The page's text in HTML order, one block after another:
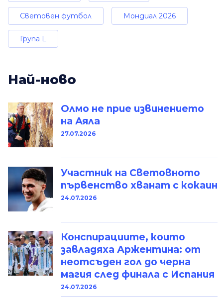
Световен футбол Мондиал 2026
Група L
Най-ново
Олмо не прие извинението
на Аяла
27.07.2026
Участник на Световното
първенство хванат с кокаин
24.07.2026
Конспирациите, които
завладяха Аржентина: от
неотсъден гол до черна
магия след финала с Испания
24.07.2026